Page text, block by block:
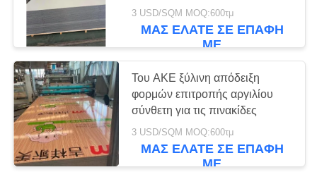
Βουρτσισμένη
σύνθετη επιτροπή
αργιλίου
τοίχων κουρτινών
3 USD/SQM MOQ:600τμ
ΜΑΣ ΕΛΆΤΕ ΣΕ ΕΠΑΦΉ
ΜΕ
Του ΑΚΕ ξύλινη απόδειξη
φορμών επιτροπής αργιλίου
σύνθετη για τις πινακίδες
3 USD/SQM MOQ:600τμ
ΜΑΣ ΕΛΆΤΕ ΣΕ ΕΠΑΦΉ
ΜΕ